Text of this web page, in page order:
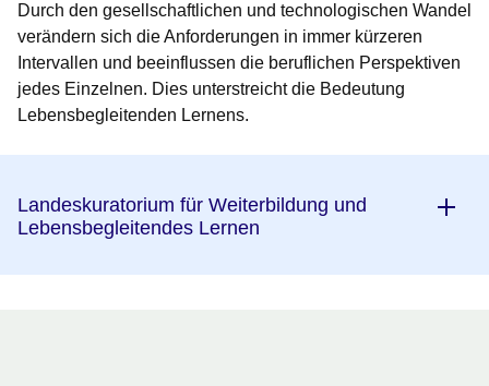
Durch den gesellschaftlichen und technologischen Wandel
verändern sich die Anforderungen in immer kürzeren
Intervallen und beeinflussen die beruflichen Perspektiven
jedes Einzelnen. Dies unterstreicht die Bedeutung
Lebensbegleitenden Lernens.
Landeskuratorium für Weiterbildung und
Lebensbegleitendes Lernen